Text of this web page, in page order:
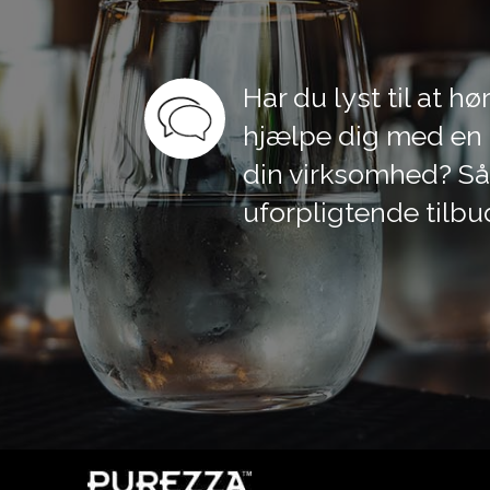
Har du lyst til at
hjælpe dig med
din virksomhed?
uforpligtende